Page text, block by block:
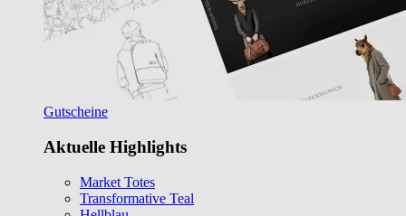
Gutscheine
Aktuelle Highlights
Market Totes
Transformative Teal